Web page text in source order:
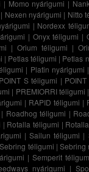
| Momo nyárigumi |
| Nexen nyárigumi | Nitto
| Nordexx
| Onyx téligumi |
|Orium téligumi |
| Petlas téligumi | Petlas
| Platin nyárigumi |
POINT S téligumi |
| PREMIORRI téligumi |
| RAPID téligumi |
| Roadhog téligumi |
| Rotalla téligumi |
|Sailun téligumi |
Sebring téligumi |Sebring
|Semperit
nyárigumi |